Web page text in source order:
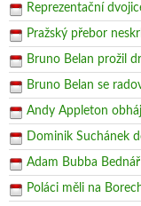
Reprezentační
Pražský přebor
Bruno Belan prožil
Bruno Belan se
Andy Appleton
Dominik Suchánek
Adam Bubba
Poláci měli na